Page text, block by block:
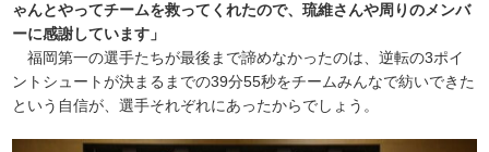
ゃんとやってチームを救ってくれたので、琉維さんや周りのメンバ
ーに感謝しています」
福岡第一の選手たちが最後まで諦めなかったのは、逆転の3ポイ
ントシュートが決まるまでの39分55秒をチームみんなで紡いできた
という自信が、選手それぞれにあったからでしょう。